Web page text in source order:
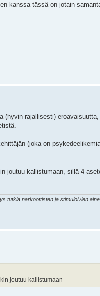
kanssa tässä on jotain
rajallisesti)
(joka on
joutuu kallistumaan, sillä 4-
tutkia narkoottisten ja stimuloivien
joutuu kallistumaan